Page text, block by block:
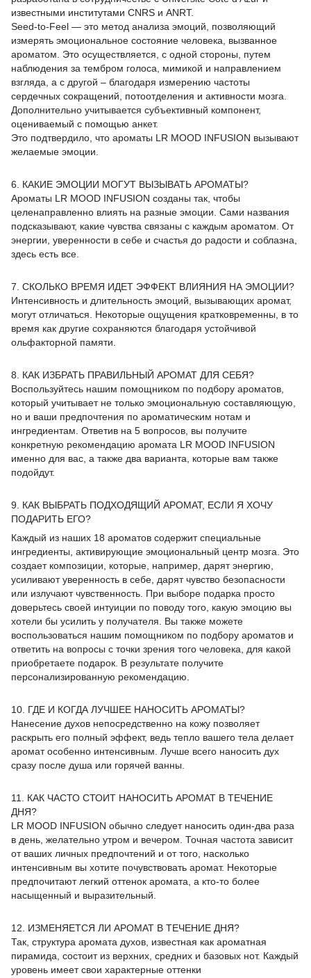
известными институтами CNRS и ANRT.
Seed-to-Feel — это метод анализа эмоций, позволяющий
измерять эмоциональное состояние человека, вызванное
ароматом. Это осуществляется, с одной стороны, путем
наблюдения за тембром голоса, мимикой и направлением
взгляда, а с другой – благодаря измерению частоты
сердечных сокращений, потоотделения и активности мозга.
Дополнительно учитывается субъективный компонент,
оцениваемый с помощью анкет.
Это подтвердило, что ароматы LR MOOD INFUSION вызывают
желаемые эмоции.
6. КАКИЕ ЭМОЦИИ МОГУТ ВЫЗЫВАТЬ АРОМАТЫ?
Ароматы LR MOOD INFUSION созданы так, чтобы
целенаправленно влиять на разные эмоции. Сами названия
подсказывают, какие чувства связаны с каждым ароматом. От
энергии, уверенности в себе и счастья до радости и соблазна,
здесь есть все.
7. СКОЛЬКО ВРЕМЯ ИДЕТ ЭФФЕКТ ВЛИЯНИЯ НА ЭМОЦИИ?
Интенсивность и длительность эмоций, вызывающих аромат,
могут отличаться. Некоторые ощущения кратковременны, в то
время как другие сохраняются благодаря устойчивой
ольфакторной памяти.
8. КАК ИЗБРАТЬ ПРАВИЛЬНЫЙ АРОМАТ ДЛЯ СЕБЯ?
Воспользуйтесь нашим помощником по подбору ароматов,
который учитывает не только эмоциональную составляющую,
но и ваши предпочтения по ароматическим нотам и
ингредиентам. Ответив на 5 вопросов, вы получите
конкретную рекомендацию аромата LR MOOD INFUSION
именно для вас, а также два варианта, которые вам также
подойдут.
9. КАК ВЫБРАТЬ ПОДХОДЯЩИЙ АРОМАТ, ЕСЛИ Я ХОЧУ
ПОДАРИТЬ ЕГО?
Каждый из наших 18 ароматов содержит специальные
ингредиенты, активирующие эмоциональный центр мозга. Это
создает композиции, которые, например, дарят энергию,
усиливают уверенность в себе, дарят чувство безопасности
или излучают чувственность. При выборе подарка просто
доверьтесь своей интуиции по поводу того, какую эмоцию вы
хотели бы усилить у получателя. Вы также можете
воспользоваться нашим помощником по подбору ароматов и
ответить на вопросы с точки зрения того человека, для какой
приобретаете подарок. В результате получите
персонализированную рекомендацию.
10. ГДЕ И КОГДА ЛУЧШЕЕ НАНОСИТЬ АРОМАТЫ?
Нанесение духов непосредственно на кожу позволяет
раскрыть его полный эффект, ведь тепло вашего тела делает
аромат особенно интенсивным. Лучше всего наносить дух
сразу после душа или горячей ванны.
11. КАК ЧАСТО СТОИТ НАНОСИТЬ АРОМАТ В ТЕЧЕНИЕ
ДНЯ?
LR MOOD INFUSION обычно следует наносить один-два раза
в день, желательно утром и вечером. Точная частота зависит
от ваших личных предпочтений и от того, насколько
интенсивным вы хотите почувствовать аромат. Некоторые
предпочитают легкий оттенок аромата, а кто-то более
насыщенный и выразительный.
12. ИЗМЕНЯЕТСЯ ЛИ АРОМАТ В ТЕЧЕНИЕ ДНЯ?
Так, структура аромата духов, известная как ароматная
пирамида, состоит из верхних, средних и базовых нот. Каждый
уровень имеет свои характерные оттенки